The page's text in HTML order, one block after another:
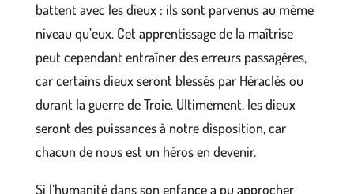
battent avec les dieux : ils sont parvenus au même
niveau qu’eux. Cet apprentissage de la maîtrise
peut cependant entraîner des erreurs passagères,
car certains dieux seront blessés par Héraclès ou
durant la guerre de Troie. Ultimement, les dieux
seront des puissances à notre disposition, car
chacun de nous est un héros en devenir.
Si l’humanité dans son enfance a pu approcher